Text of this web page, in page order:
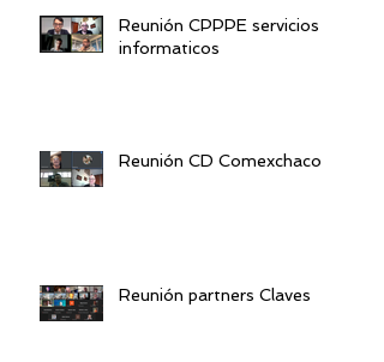
Reunión CPPPE servicios
informaticos
Reunión CD Comexchaco
Reunión partners Claves